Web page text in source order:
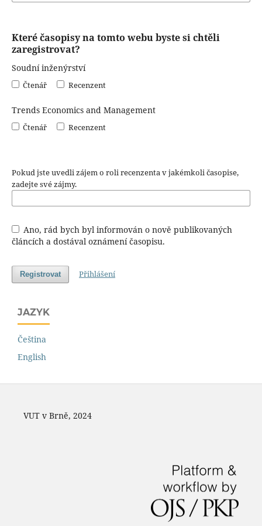
Které časopisy na tomto webu byste si chtěli
zaregistrovat?
Soudní inženýrství
Čtenář Recenzent
Trends Economics and Management
Čtenář Recenzent
Pokud jste uvedli zájem o roli recenzenta v jakémkoli časopise,
zadejte své zájmy.
Ano, rád bych byl informován o nově publikovaných
článcích a dostával oznámení časopisu.
Registrovat Přihlášení
JAZYK
Čeština
English
VUT v Brně, 2024